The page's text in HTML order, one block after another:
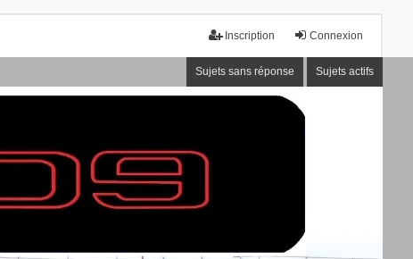
Connexion
Inscription
Sujets sans réponse Sujets actifs